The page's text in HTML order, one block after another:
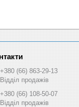
+380 (66) 863-29-13
Відділ продажів
+380 (66) 108-50-07
Відділ продажів